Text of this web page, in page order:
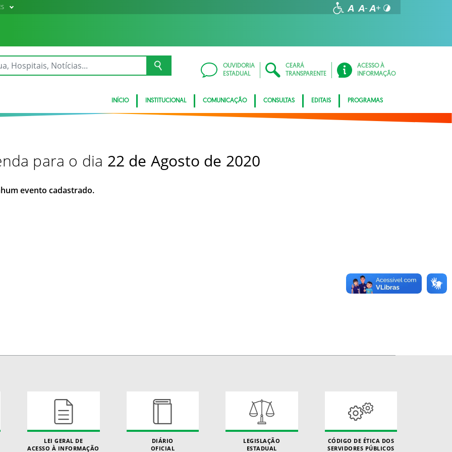
OUVIDORIA
ESTADUAL
CEARÁ
TRANSPARENTE
ACESSO À
INFORMAÇÃO
INÍCIO INSTITUCIONAL COMUNICAÇÃO CONSULTAS EDITAIS PROGRAMAS
para o dia 22 de Agosto de 2020
evento cadastrado.
LEI GERAL DE
ACESSO À INFORMAÇÃO
DIÁRIO
OFICIAL
LEGISLAÇÃO
ESTADUAL
CÓDIGO DE ÉTICA DOS
SERVIDORES PÚBLICOS